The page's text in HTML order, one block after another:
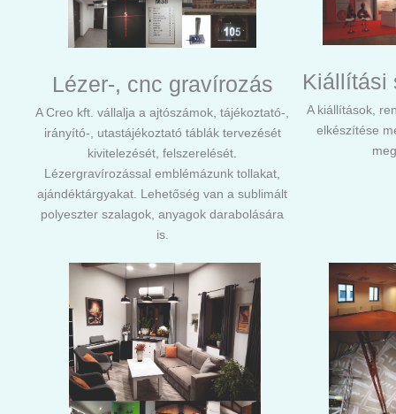
Lézer-, cnc gravírozás
A Creo kft. vállalja a ajtószámok, tájékoztató-,
irányító-, utastájékoztató táblák tervezését
kivitelezését, felszerelését.
Lézergravírozással emblémázunk tollakat,
ajándéktárgyakat. Lehetőség van a sublimált
polyeszter szalagok, anyagok darabolására
is.
Kiállítási
A kiállítások,
elkészítése